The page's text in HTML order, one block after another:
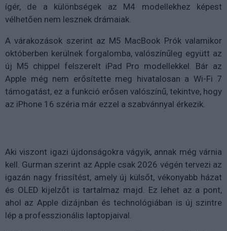
ígér, de a különbségek az M4 modellekhez képest
vélhetően nem lesznek drámaiak.
A várakozások szerint az M5 MacBook Prók valamikor
októberben kerülnek forgalomba, valószínűleg együtt az
új M5 chippel felszerelt iPad Pro modellekkel. Bár az
Apple még nem erősítette meg hivatalosan a Wi-Fi 7
támogatást, ez a funkció erősen valószínű, tekintve, hogy
az iPhone 16 széria már ezzel a szabvánnyal érkezik.
Aki viszont igazi újdonságokra vágyik, annak még várnia
kell. Gurman szerint az Apple csak 2026 végén tervezi az
igazán nagy frissítést, amely új külsőt, vékonyabb házat
és OLED kijelzőt is tartalmaz majd. Ez lehet az a pont,
ahol az Apple dizájnban és technológiában is új szintre
lép a professzionális laptopjaival.